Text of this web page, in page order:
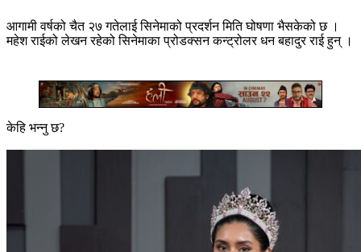
आगामी वर्षको चैत २७ गतेलाई सिनेमाको प्रदर्शन मिति घोषणा भैसकेको छ ।
महेश राईको लेखन रहेको सिनेमाका प्रोडक्सन कन्ट्रोलर धन बहादुर राई हुन् ।
केहि भन्नु छ?